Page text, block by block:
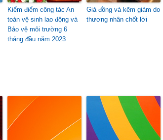
Kiểm điểm công tác An
toàn vệ sinh lao động và
Bảo vệ môi trường 6
tháng đầu năm 2023
Giá đồng và kẽm giảm do
thương nhân chốt lời